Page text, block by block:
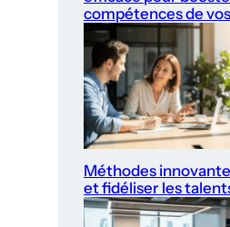
compétences de
Méthodes
et fidéliser les